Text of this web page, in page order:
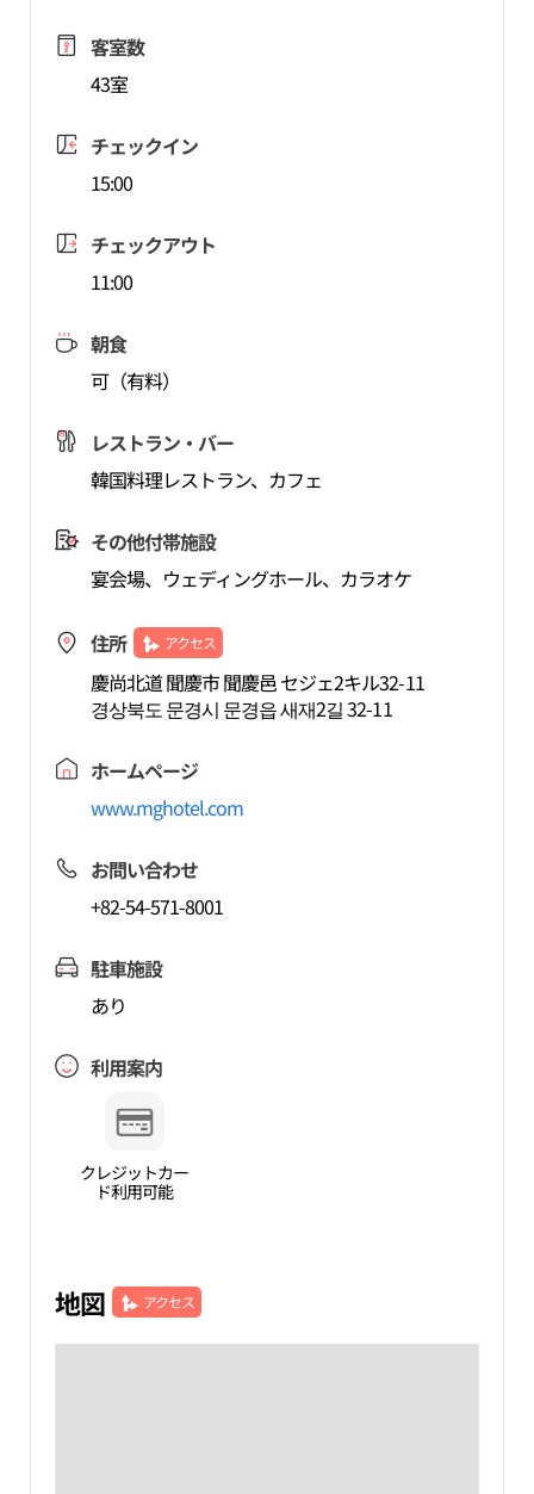
客室数
43室
チェックイン
15:00
チェックアウト
11:00
朝食
可（有料）
レストラン・バー
韓国料理レストラン、カフェ
その他付帯施設
宴会場、ウェディングホール、カラオケ
住所 アクセス
慶尚北道 聞慶市 聞慶邑 セジェ2キル32-11
경상북도 문경시 문경읍 새재2길 32-11
ホームページ
www.mghotel.com
お問い合わせ
+82-54-571-8001
駐車施設
あり
利用案内
クレジットカー
ド利用可能
地図 アクセス